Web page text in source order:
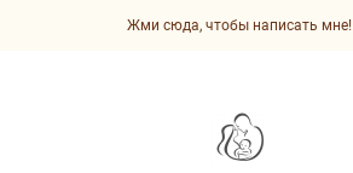
Жми сюда, чтобы написать мне!